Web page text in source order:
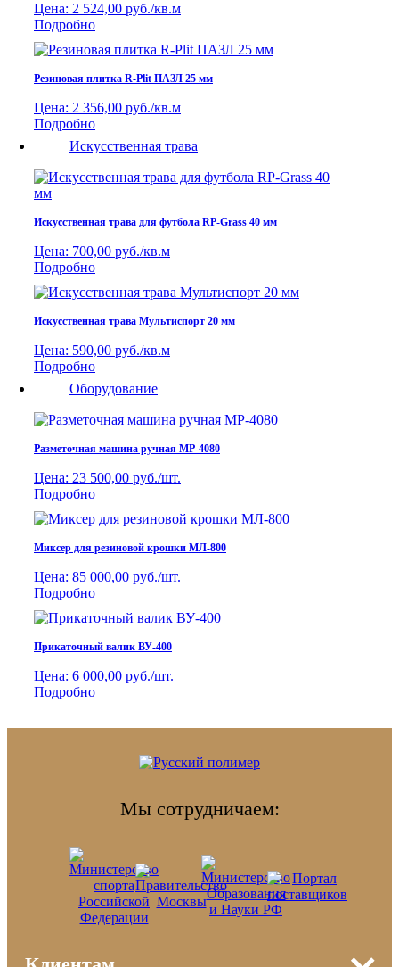
Цена: 2 524,00 руб./кв.м
Подробно
Резиновая плитка R-Plit ПАЗЛ 25 мм
Цена: 2 356,00 руб./кв.м
Подробно
Искусственная трава
Искусственная трава для футбола RP-Grass 40 мм
Цена: 700,00 руб./кв.м
Подробно
Искусственная трава Мультиспорт 20 мм
Цена: 590,00 руб./кв.м
Подробно
Оборудование
Разметочная машина ручная МР-4080
Цена: 23 500,00 руб./шт.
Подробно
Миксер для резиновой крошки МЛ-800
Цена: 85 000,00 руб./шт.
Подробно
Прикаточный валик ВУ-400
Цена: 6 000,00 руб./шт.
Подробно
Мы сотрудничаем: